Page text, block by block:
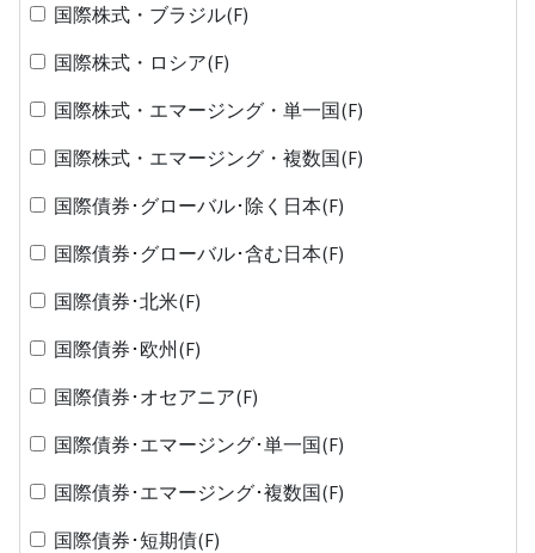
国際株式・ブラジル(F)
国際株式・ロシア(F)
国際株式・エマージング・単一国(F)
国際株式・エマージング・複数国(F)
国際債券･グローバル･除く日本(F)
国際債券･グローバル･含む日本(F)
国際債券･北米(F)
国際債券･欧州(F)
国際債券･オセアニア(F)
国際債券･エマージング･単一国(F)
国際債券･エマージング･複数国(F)
国際債券･短期債(F)